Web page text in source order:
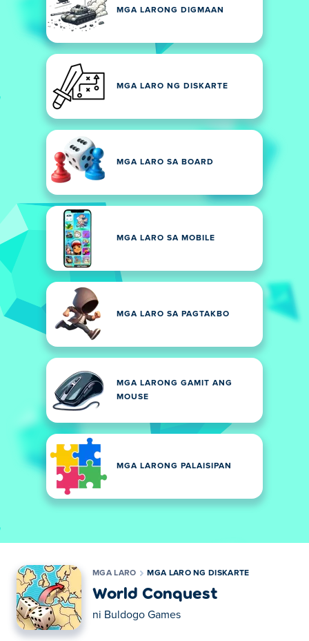
MGA LARONG DIGMAAN
MGA LARO NG DISKARTE
MGA LARO SA BOARD
MGA LARO SA MOBILE
MGA LARO SA PAGTAKBO
MGA LARONG GAMIT ANG
MOUSE
MGA LARONG PALAISIPAN
MGA LARO MGA LARO NG DISKARTE
World Conquest
ni Buldogo Games